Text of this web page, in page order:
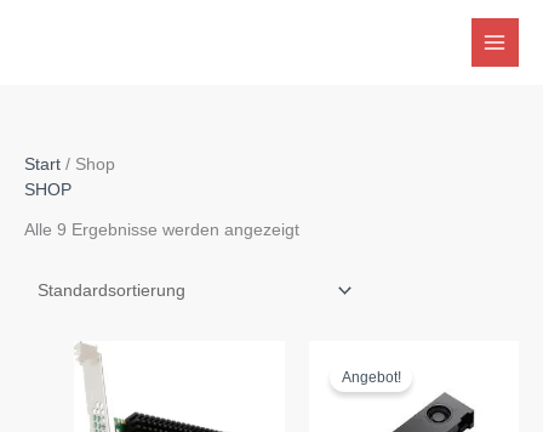
Start / Shop
SHOP
Alle 9 Ergebnisse werden angezeigt
Angebot!